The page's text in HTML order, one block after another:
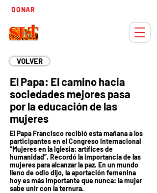
DONAR
VOLVER
El Papa: El camino hacia
sociedades mejores pasa
por la educación de las
mujeres
El Papa Francisco recibió esta mañana a los
participantes en el Congreso Internacional
“Mujeres en la Iglesia: artífices de
humanidad”. Recordó la importancia de las
mujeres para alcanzar la paz. En un mundo
lleno de odio dijo, la aportación femenina
hoy es más importante que nunca: la mujer
sabe unir con la ternura.